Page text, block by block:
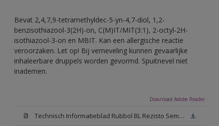
Bevat 2,4,7,9-tetramethyldec-5-yn-4,7-diol, 1,2-
benzisothiazool-3(2H)-on, C(M)IT/MIT(3:1), 2-octyl-2H-
isothiazool-3-on en MBIT. Kan een allergische reactie
veroorzaken. Let op! Bij verneveling kunnen gevaarlijke
inhaleerbare druppels worden gevormd. Spuitnevel niet
inademen.
Download Adobe Reader
Technisch Informatieblad Rubbol BL Rezisto Semi-Gloss (New Livery) (PDF)